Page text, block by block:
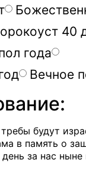
40
года
Вечное
будут
в память о
за нас